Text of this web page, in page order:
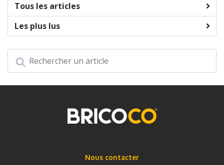
Tous les articles
Les plus lus
Nous contacter